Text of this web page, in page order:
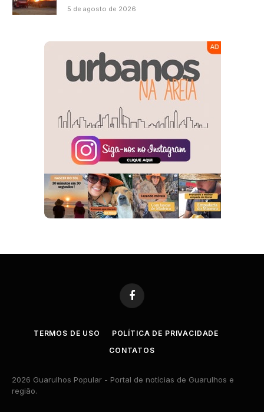
5 de agosto de 2026
Facebook
TERMOS DE USO
POLÍTICA DE PRIVACIDADE
CONTATOS
2026 Guarulhos Popular - Portal de notícias de Guarulhos e
região.